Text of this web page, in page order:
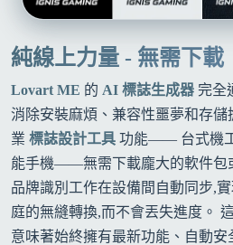
純線上力量 - 無需下載
Lovart ME 的 AI 標誌生成器 完全
消除安裝麻煩、兼容性噩夢和存
業 標誌設計工具 功能—— 台式機
能手機——無需下載龐大的軟件包
品牌識別工作在設備間自動同步,
庭的無縫轉換,而不會丟失進度。
意味著始終擁有最新功能、自動